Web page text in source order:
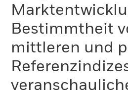
Bestimmtheit
mittleren und